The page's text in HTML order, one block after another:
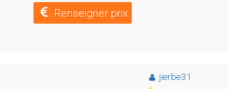
Renseigner prix
jierbe31